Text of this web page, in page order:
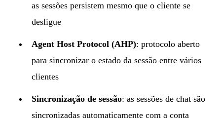
as sessões persistem mesmo que o cliente se
desligue
Agent Host Protocol (AHP): protocolo aberto
para sincronizar o estado da sessão entre vários
clientes
Sincronização de sessão: as sessões de chat são
sincronizadas automaticamente com a conta